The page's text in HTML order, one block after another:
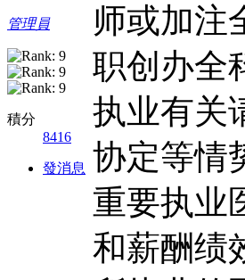
管理員
積分
8416
發消息
师或加注
职创办全
执业有关
协定等情
重要执业
和薪酬绩